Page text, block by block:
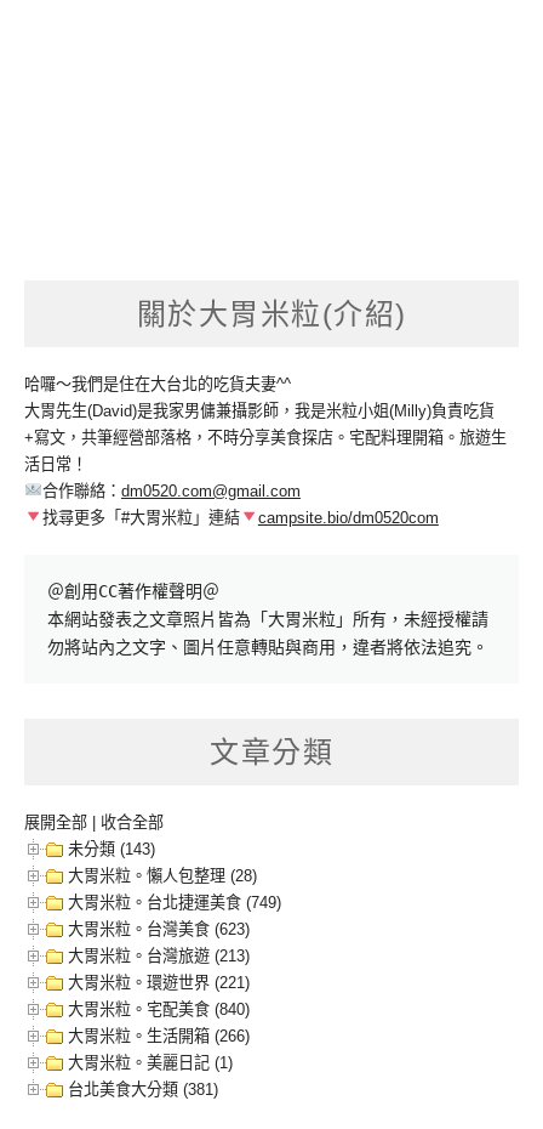
關於大胃米粒(介紹)
哈囉～我們是住在大台北的吃貨夫妻^^
大胃先生(David)是我家男傭兼攝影師，我是米粒小姐(Milly)負責吃貨
+寫文，共筆經營部落格，不時分享美食探店。宅配料理開箱。旅遊生
活日常！
合作聯絡： dm0520.com@gmail.com
找尋更多「#大胃米粒」連結
campsite.bio/dm0520com
＠創用CC著作權聲明＠
本網站發表之文章照片皆為「大胃米粒」所有，未經授權請
勿將站內之文字、圖片任意轉貼與商用，違者將依法追究。
文章分類
展開全部 | 收合全部
未分類 (143)
大胃米粒。懶人包整理 (28)
大胃米粒。台北捷運美食 (749)
大胃米粒。台灣美食 (623)
大胃米粒。台灣旅遊 (213)
大胃米粒。環遊世界 (221)
大胃米粒。宅配美食 (840)
大胃米粒。生活開箱 (266)
大胃米粒。美麗日記 (1)
台北美食大分類 (381)